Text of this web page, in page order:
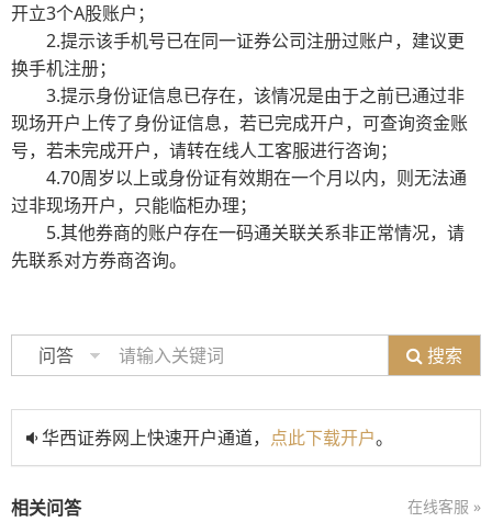
开立3个A股账户；
2.提示该手机号已在同一证券公司注册过账户，建议更
换手机注册；
3.提示身份证信息已存在，该情况是由于之前已通过非
现场开户上传了身份证信息，若已完成开户，可查询资金账
号，若未完成开户，请转在线人工客服进行咨询；
4.70周岁以上或身份证有效期在一个月以内，则无法通
过非现场开户，只能临柜办理；
5.其他券商的账户存在一码通关联关系非正常情况，请
先联系对方券商咨询。
问答 搜索
华西证券网上快速开户通道， 点此下载开户。
相关问答 在线客服 »